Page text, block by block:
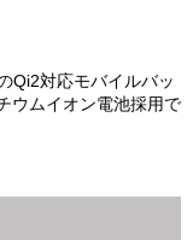
Qi2対応モバイルバッ
ムイオン電池採用で